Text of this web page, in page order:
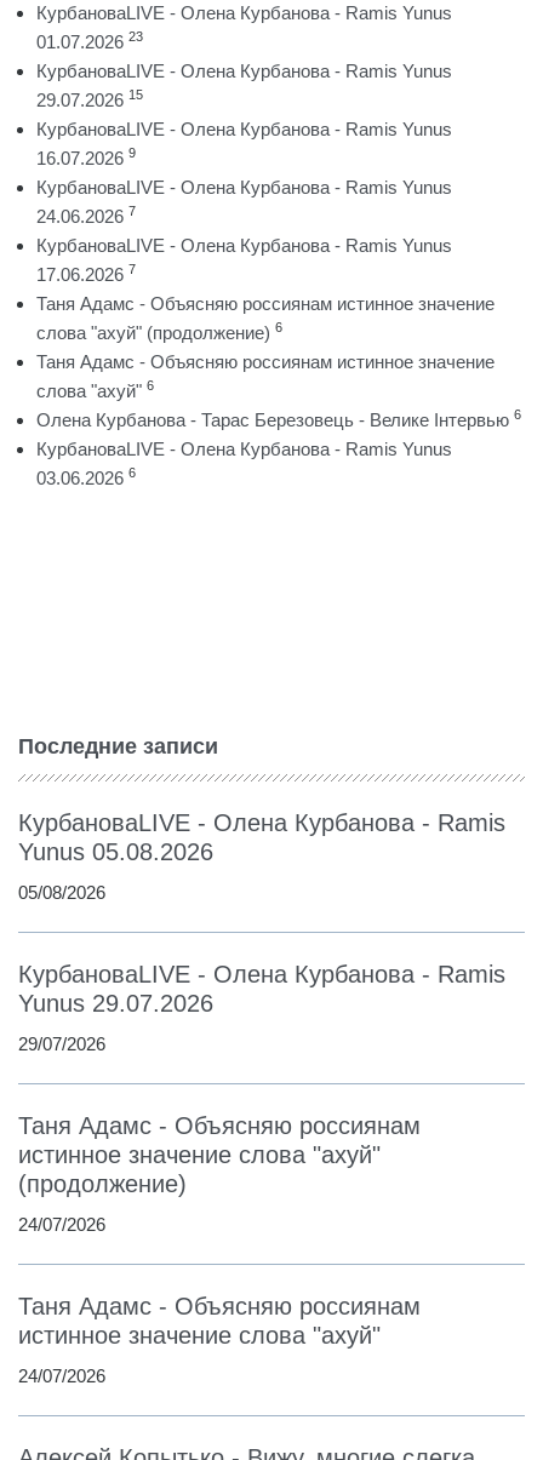
КурбановаLIVE - Олена Курбанова - Ramis Yunus
01.07.2026 23
КурбановаLIVE - Олена Курбанова - Ramis Yunus
29.07.2026 15
КурбановаLIVE - Олена Курбанова - Ramis Yunus
16.07.2026 9
КурбановаLIVE - Олена Курбанова - Ramis Yunus
24.06.2026 7
КурбановаLIVE - Олена Курбанова - Ramis Yunus
17.06.2026 7
Таня Адамс - Объясняю россиянам истинное значение
слова "ахуй" (продолжение) 6
Таня Адамс - Объясняю россиянам истинное значение
слова "ахуй" 6
Олена Курбанова - Тарас Березовець - Велике Інтервью 6
КурбановаLIVE - Олена Курбанова - Ramis Yunus
03.06.2026 6
Последние записи
КурбановаLIVE - Олена Курбанова - Ramis
Yunus 05.08.2026
05/08/2026
КурбановаLIVE - Олена Курбанова - Ramis
Yunus 29.07.2026
29/07/2026
Таня Адамс - Объясняю россиянам
истинное значение слова "ахуй"
(продолжение)
24/07/2026
Таня Адамс - Объясняю россиянам
истинное значение слова "ахуй"
24/07/2026